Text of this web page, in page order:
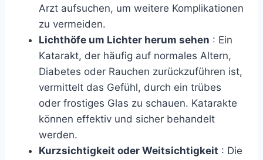
Arzt aufsuchen, um weitere Komplikationen
zu vermeiden.
Lichthöfe um Lichter herum sehen : Ein
Katarakt, der häufig auf normales Altern,
Diabetes oder Rauchen zurückzuführen ist,
vermittelt das Gefühl, durch ein trübes
oder frostiges Glas zu schauen. Katarakte
können effektiv und sicher behandelt
werden.
Kurzsichtigkeit oder Weitsichtigkeit : Die